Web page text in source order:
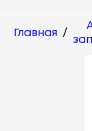
Главная /